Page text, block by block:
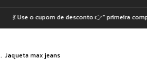
o cupom de desconto 👉" primeira compra "👈
. Jaqueta max jeans